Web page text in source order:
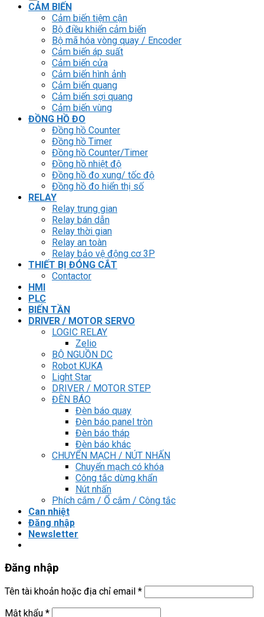
CẢM BIẾN
Cảm biến tiệm cận
Bộ điều khiển cảm biến
Bộ mã hóa vòng quay / Encoder
Cảm biến áp suất
Cảm biến cửa
Cảm biến hình ảnh
Cảm biến quang
Cảm biến sợi quang
Cảm biến vùng
ĐỒNG HỒ ĐO
Đồng hồ Counter
Đồng hồ Timer
Đồng hồ Counter/Timer
Đồng hồ nhiệt độ
Đồng hồ đo xung/ tốc độ
Đồng hồ đo hiển thị số
RELAY
Relay trung gian
Relay bán dẫn
Relay thời gian
Relay an toàn
Relay bảo vệ động cơ 3P
THIẾT BỊ ĐÓNG CẮT
Contactor
HMI
PLC
BIẾN TẦN
DRIVER / MOTOR SERVO
LOGIC RELAY
Zelio
BỘ NGUỒN DC
Robot KUKA
Light Star
DRIVER / MOTOR STEP
ĐÈN BÁO
Đèn báo quay
Đèn báo panel tròn
Đèn báo tháp
Đèn báo khác
CHUYỂN MẠCH / NÚT NHẤN
Chuyển mạch có khóa
Công tắc dừng khẩn
Nút nhấn
Phích cắm / Ổ cắm / Công tắc
Can nhiệt
Đăng nhập
Newsletter
Đăng nhập
Tên tài khoản hoặc địa chỉ email *
Mật khẩu *